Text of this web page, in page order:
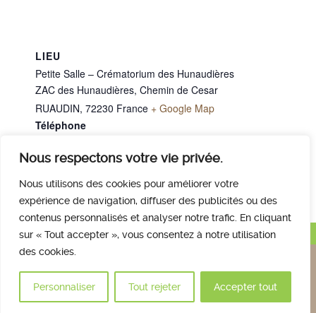
Nous respectons votre vie privée.
Nous utilisons des cookies pour améliorer votre
expérience de navigation, diffuser des publicités ou des
contenus personnalisés et analyser notre trafic. En cliquant
sur « Tout accepter », vous consentez à notre utilisation
des cookies.
Personnaliser Tout rejeter Accepter tout
LIEU
Petite Salle – Crématorium des Hunaudières
ZAC des Hunaudières, Chemin de Cesar
RUAUDIN, 72230 France + Google Map
Téléphone
M. BACCEI Aniel Mme BEUVIER Sarah
Haut de page
Nous contacter
Plan et accès
Mentions légales
© 2017 Crématorium des Hunaudières